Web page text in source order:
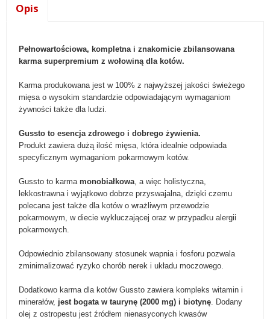
Opis
Pełnowartościowa, kompletna i znakomicie zbilansowana
karma superpremium z wołowiną dla kotów.
Karma produkowana jest w 100% z najwyższej jakości świeżego
mięsa o wysokim standardzie odpowiadającym wymaganiom
żywności także dla ludzi.
Gussto to esencja zdrowego i dobrego żywienia.
Produkt zawiera dużą ilość mięsa, która idealnie odpowiada
specyficznym wymaganiom pokarmowym kotów.
Gussto to karma monobiałkowa, a więc holistyczna,
lekkostrawna i wyjątkowo dobrze przyswajalna, dzięki czemu
polecana jest także dla kotów o wrażliwym przewodzie
pokarmowym, w diecie wykluczającej oraz w przypadku alergii
pokarmowych.
Odpowiednio zbilansowany stosunek wapnia i fosforu pozwala
zminimalizować ryzyko chorób nerek i układu moczowego.
Dodatkowo karma dla kotów Gussto zawiera kompleks witamin i
minerałów, jest bogata w taurynę (2000 mg) i biotynę. Dodany
olej z ostropestu jest źródłem nienasyconych kwasów